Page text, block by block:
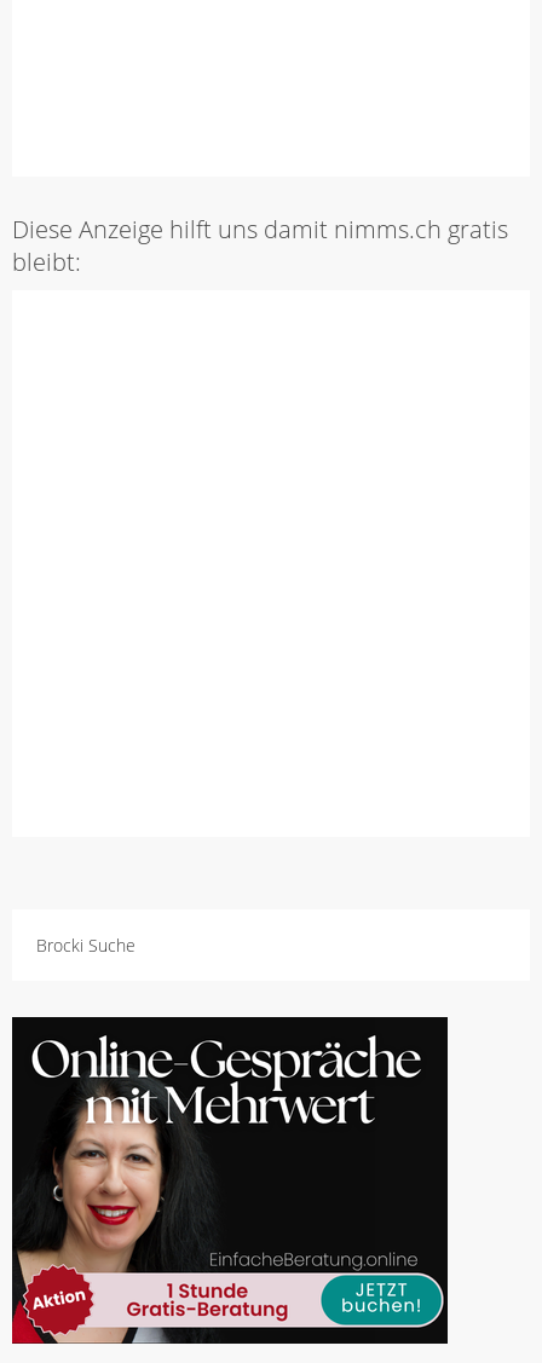
Diese Anzeige hilft uns damit nimms.ch gratis
bleibt:
Brocki Suche